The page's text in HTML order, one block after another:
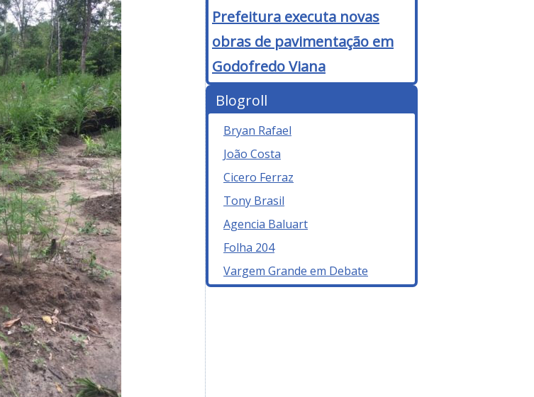
Prefeitura executa novas
obras de pavimentação em
Godofredo Viana
Blogroll
Bryan Rafael
João Costa
Cicero Ferraz
Tony Brasil
Agencia Baluart
Folha 204
Vargem Grande em Debate